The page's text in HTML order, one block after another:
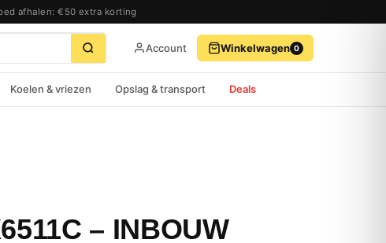
afhalen: €50 extra korting
Account Winkelwagen 0
Koelen & vriezen Opslag & transport Deals
– INBOUW
BEKIJK WINKELWAGEN AFREKENEN